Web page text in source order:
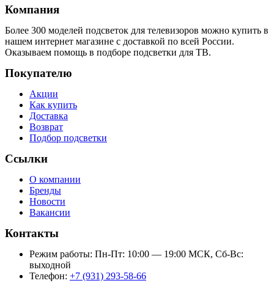
Компания
Более 300 моделей подсветок для телевизоров можно купить в
нашем интернет магазине с доставкой по всей России.
Оказываем помощь в подборе подсветки для ТВ.
Покупателю
Акции
Как купить
Доставка
Возврат
Подбор подсветки
Ссылки
О компании
Бренды
Новости
Вакансии
Контакты
Режим работы: Пн-Пт: 10:00 — 19:00 МСК, Сб-Вс:
выходной
Телефон: +7 (931) 293-58-66